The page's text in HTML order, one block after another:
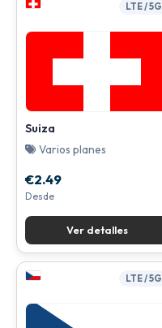
LTE / 5G
Suiza
Varios planes
€2.49
Desde
Ver detalles
LTE / 5G